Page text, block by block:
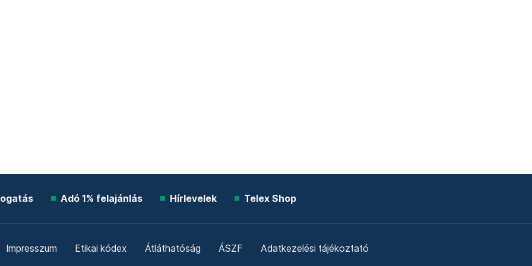
Adó 1% felajánlás Hírlevelek Telex Shop
Impresszum Etikai kódex Átláthatóság ÁSZF Adatkezelési tájékoztató